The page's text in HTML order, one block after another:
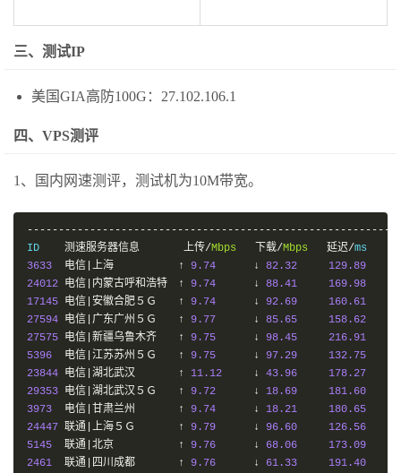
三、测试IP
美国GIA高防100G：27.102.106.1
四、VPS测评
1、国内网速测评，测试机为10M带宽。
ID 测速服务器信息 上传/Mbps 下载/Mbps 延迟/
3633
电信|上海　　　　　　↑ 9.74 ↓ 82.32
129.89
24012 电信|内蒙古呼和浩特　↑ 9.74 ↓ 88.41
169.98
17145 电信|安徽合肥５Ｇ　　↑ 9.74 ↓ 92.69
160.61
27594 电信|广东广州５Ｇ　　↑ 9.77 ↓ 85.65
158.62
27575 电信|新疆乌鲁木齐　　↑ 9.75 ↓ 98.45
216.91
5396
电信|江苏苏州５Ｇ　　↑ 9.75 ↓ 97.29
132.75
23844 电信|湖北武汉　　　　↑ 11.12 ↓ 43.96
178.27
29353 电信|湖北武汉５Ｇ　　↑ 9.72 ↓ 18.69
181.60
3973
电信|甘肃兰州　　　　↑ 9.74 ↓ 18.21
180.65
24447 联通|上海５Ｇ　　　　↑ 9.79 ↓ 96.60
126.56
5145
联通|北京　　　　　　↑ 9.76 ↓ 68.06
173.09
2461
联通|四川成都　　　　↑ 9.76 ↓ 61.33
191.40